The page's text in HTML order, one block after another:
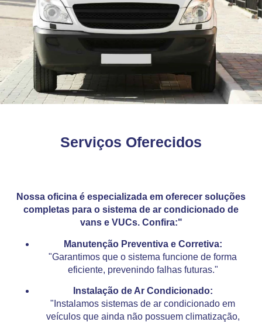
Serviços Oferecidos
Nossa oficina é especializada em oferecer soluções
completas para o sistema de ar condicionado de
vans e VUCs. Confira:"
Manutenção Preventiva e Corretiva:
"Garantimos que o sistema funcione de forma
eficiente, prevenindo falhas futuras."
Instalação de Ar Condicionado:
"Instalamos sistemas de ar condicionado em
veículos que ainda não possuem climatização,